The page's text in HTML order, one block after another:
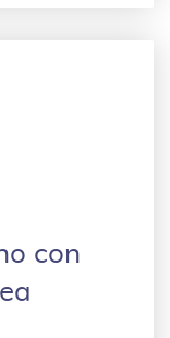
con